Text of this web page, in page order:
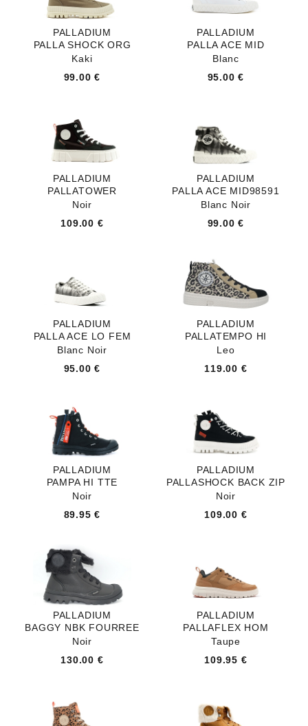
PALLADIUM
PALLA SHOCK ORG
Kaki
99.00 €
PALLADIUM
PALLA ACE MID
Blanc
95.00 €
PALLADIUM
PALLATOWER
Noir
109.00 €
PALLADIUM
PALLA ACE MID98591
Blanc Noir
99.00 €
PALLADIUM
PALLA ACE LO FEM
Blanc Noir
95.00 €
PALLADIUM
PALLATEMPO HI
Leo
119.00 €
PALLADIUM
PAMPA HI TTE
Noir
89.95 €
PALLADIUM
PALLASHOCK BACK ZIP
Noir
109.00 €
PALLADIUM
BAGGY NBK FOURREE
Noir
130.00 €
PALLADIUM
PALLAFLEX HOM
Taupe
109.95 €